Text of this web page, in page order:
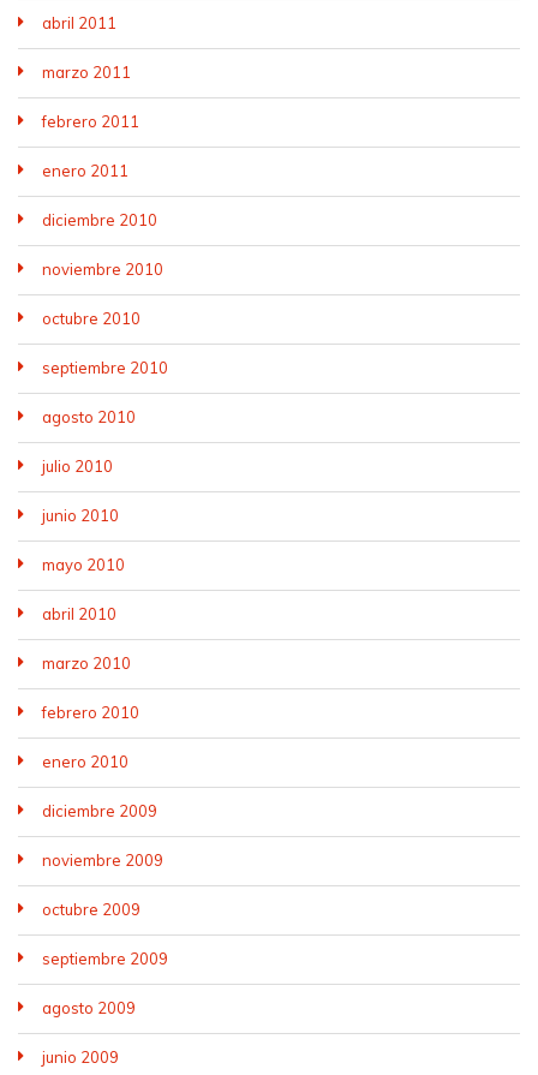
abril 2011
marzo 2011
febrero 2011
enero 2011
diciembre 2010
noviembre 2010
octubre 2010
septiembre 2010
agosto 2010
julio 2010
junio 2010
mayo 2010
abril 2010
marzo 2010
febrero 2010
enero 2010
diciembre 2009
noviembre 2009
octubre 2009
septiembre 2009
agosto 2009
junio 2009